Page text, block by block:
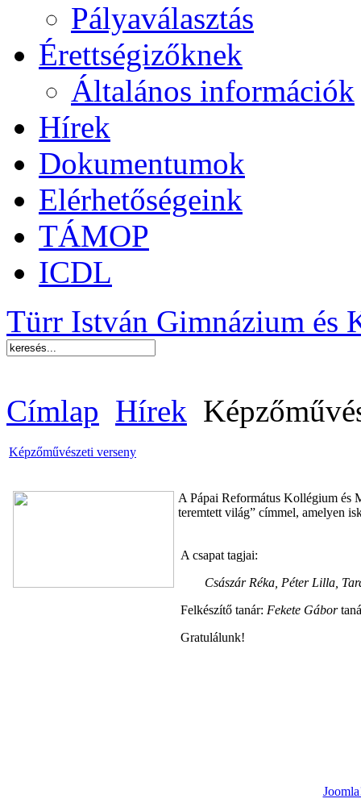
Pályaválasztás
Érettségizőknek
Általános információk
Hírek
Dokumentumok
Elérhetőségeink
TÁMOP
ICDL
Türr István Gimnázium és
Címlap Hírek
Képzőművészeti verseny
A Pápai Református Kollégium és
teremtett világ” címmel, amelyen
A csapat tagjai:
Császár Réka, Péter Lilla,
Felkészítő tanár: Fekete Gábor
Gratulálunk!